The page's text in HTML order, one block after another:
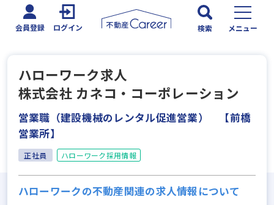
会員登録 ログイン 検索 メニュー
ハローワーク求人
株式会社 カネコ・コーポレーション
営業職（建設機械のレンタル促進営業） 【前橋
営業所】
正社員 ハローワーク採用情報
ハローワークの不動産関連の求人情報について